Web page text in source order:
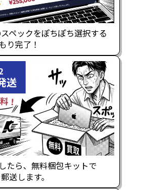
ペックをぽちぽち選択する
り完了！
送
たら、無料梱包キットで
送します。